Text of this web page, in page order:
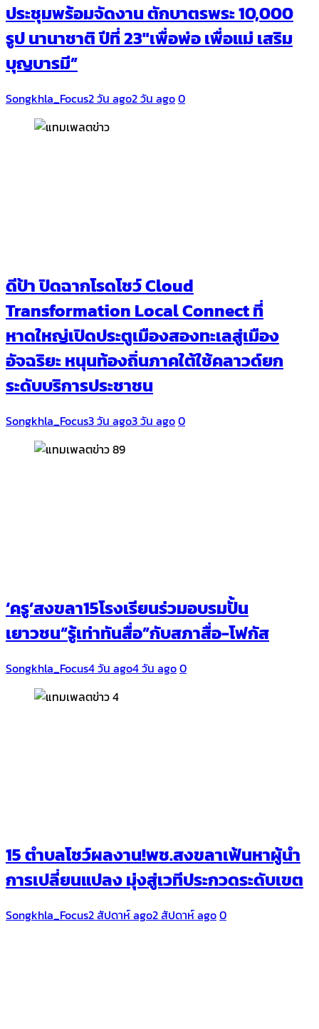
ประชุมพร้อมจัดงาน ตักบาตรพระ 10,000
รูป นานาชาติ ปีที่ 23″เพื่อพ่อ เพื่อแม่ เสริม
บุญบารมี”
Songkhla_Focus2 วัน ago2 วัน ago0
ดีป้า ปิดฉากโรดโชว์ Cloud
Transformation Local Connect ที่
หาดใหญ่เปิดประตูเมืองสองทะเลสู่เมือง
อัจฉริยะ หนุนท้องถิ่นภาคใต้ใช้คลาวด์ยก
ระดับบริการประชาชน
Songkhla_Focus3 วัน ago3 วัน ago0
‘ครู’สงขลา15โรงเรียนร่วมอบรมปั้น
เยาวชน“รู้เท่าทันสื่อ”กับสภาสื่อ-โฟกัส
Songkhla_Focus4 วัน ago4 วัน ago0
15 ตำบลโชว์ผลงาน!พช.สงขลาเฟ้นหาผู้นำ
การเปลี่ยนแปลง มุ่งสู่เวทีประกวดระดับเขต
Songkhla_Focus2 สัปดาห์ ago2 สัปดาห์ ago0